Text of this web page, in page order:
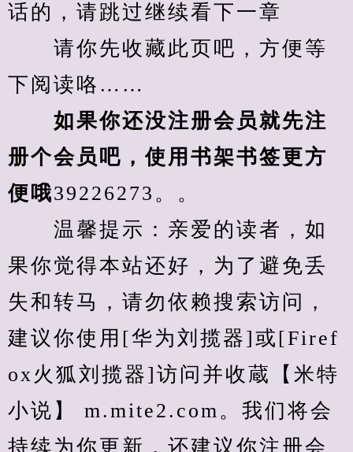
话的，请跳过继续看下一章
请你先收藏此页吧，方便等
下阅读咯……
如果你还没注册会员就先注
册个会员吧，使用书架书签更方
便哦39226273。。
温馨提示：亲爱的读者，如
果你觉得本站还好，为了避免丢
失和转马，请勿依赖搜索访问，
建议你使用[华为刘揽器]或[Firef
ox火狐刘揽器]访问并收蔵【米特
小说】 m.mite2.com。我们将会
持续为你更新，还建议你注册会